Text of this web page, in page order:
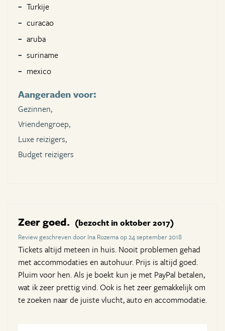
Turkije
curacao
aruba
suriname
mexico
Aangeraden voor:
Gezinnen,
Vriendengroep,
Luxe reizigers,
Budget reizigers
Zeer goed. (bezocht in oktober 2017)
Review geschreven door Ina Rozema op 24 september 2018
Tickets altijd meteen in huis. Nooit problemen gehad
met accommodaties en autohuur. Prijs is altijd goed.
Pluim voor hen. Als je boekt kun je met PayPal betalen,
wat ik zeer prettig vind. Ook is het zeer gemakkelijk om
te zoeken naar de juiste vlucht, auto en accommodatie.